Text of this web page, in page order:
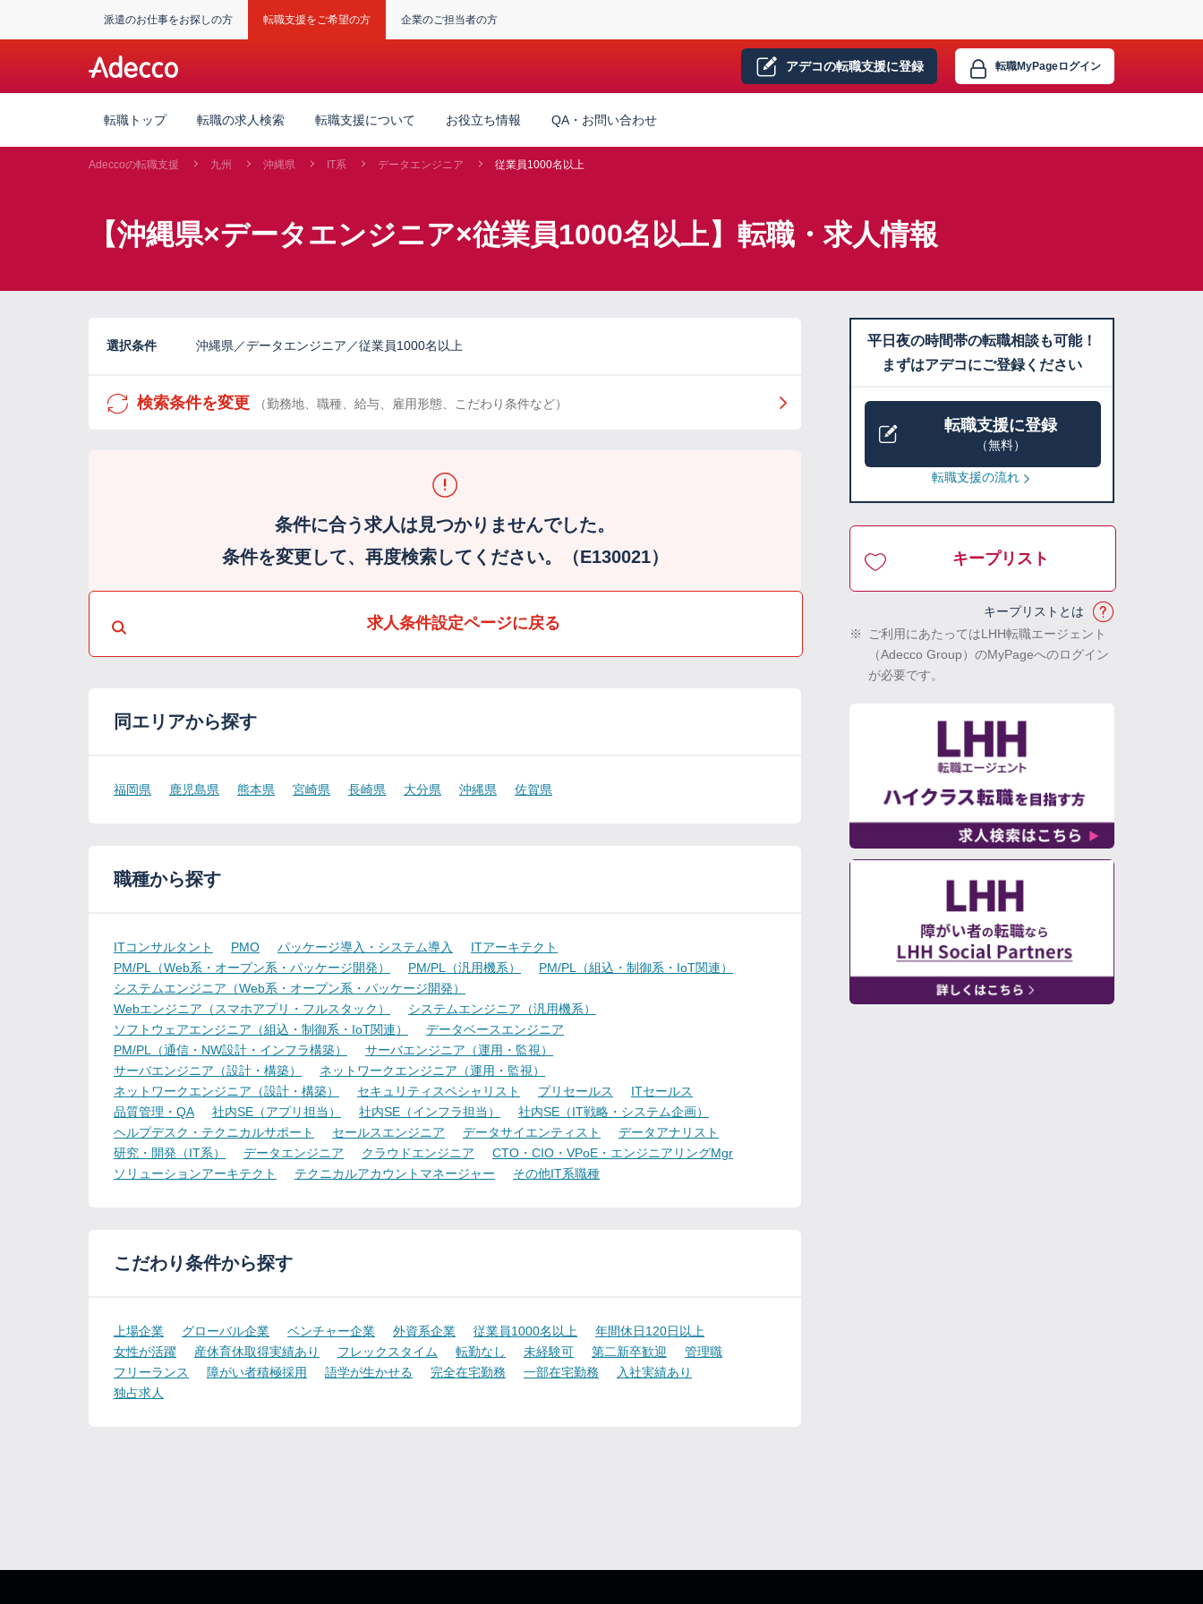
派遣のお仕事をお探しの方 転職支援をご希望の方 企業のご担当者の方
アデコの転職支援に登録 転職MyPageログイン
転職トップ 転職の求人検索 転職支援について お役立ち情報 QA・お問い合わせ
Adeccoの転職支援 九州 沖縄県 IT系 データエンジニア 従業員1000名以上
【沖縄県×データエンジニア×従業員1000名以上】転職・求人情報
選択条件 沖縄県／データエンジニア／従業員1000名以上
検索条件を変更 （勤務地、職種、給与、雇用形態、こだわり条件など）
条件に合う求人は見つかりませんでした。
条件を変更して、再度検索してください。（E130021）
求人条件設定ページに戻る
同エリアから探す
福岡県 鹿児島県 熊本県 宮崎県 長崎県 大分県 沖縄県 佐賀県
職種から探す
ITコンサルタント PMO パッケージ導入・システム導入
ITアーキテクト
PM/PL（Web系・オープン系・パッケージ開発）
PM/PL（汎用機系）
PM/PL（組込・制御系・IoT関連）
システムエンジニア（Web系・オープン系・パッケージ開発）
Webエンジニア（スマホアプリ・フルスタック）
システムエンジニア（汎用機系）
ソフトウェアエンジニア（組込・制御系・IoT関連）
データベースエンジニア
PM/PL（通信・NW設計・インフラ構築）
サーバエンジニア（運用・監視）
サーバエンジニア（設計・構築）
ネットワークエンジニア（運用・監視）
ネットワークエンジニア（設計・構築）
セキュリティスペシャリスト プリセールス
ITセールス
品質管理・QA
社内SE（アプリ担当） 社内SE（インフラ担当）
社内SE（IT戦略・システム企画）
ヘルプデスク・テクニカルサポート
セールスエンジニア データサイエンティスト
データアナリスト
研究・開発（IT系）
データエンジニア クラウドエンジニア
CTO・CIO・VPoE・エンジニアリングMgr
ソリューションアーキテクト
テクニカルアカウントマネージャー その他IT系職種
こだわり条件から探す
上場企業 グローバル企業 ベンチャー企業 外資系企業 従業員1000名以上
年間休日120日以上
女性が活躍
産休育休取得実績あり フレックスタイム 転勤なし 未経験可 第二新卒歓迎
管理職
フリーランス
障がい者積極採用 語学が生かせる 完全在宅勤務 一部在宅勤務
入社実績あり
独占求人
平日夜の時間帯の転職相談も可能！
まずはアデコにご登録ください
転職支援に登録
（無料）
転職支援の流れ
キープリスト
キープリストとは
※
ご利用にあたってはLHH転職エージェント
（Adecco Group）のMyPageへのログイン
が必要です。